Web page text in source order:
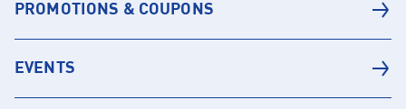
PROMOTIONS & COUPONS
EVENTS